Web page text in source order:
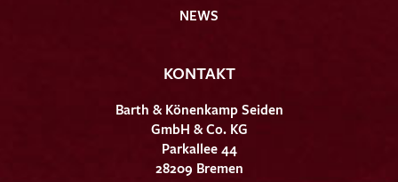
NEWS
KONTAKT
Barth & Könenkamp Seiden
GmbH & Co. KG
Parkallee 44
28209 Bremen